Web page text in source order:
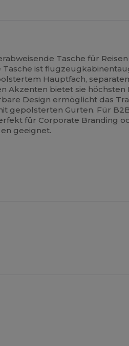
Tasche für
Tasche ist
Hauptfach,
Akzenten bietet sie höchsten
Design ermöglicht das
gepolsterten Gurten. Für
für Corporate Branding
geeignet.